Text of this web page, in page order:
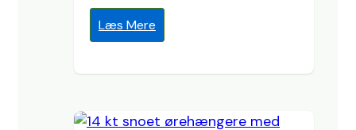
Læs Mere